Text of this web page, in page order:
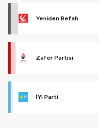
Yeniden Refah
Zafer Partisi
İYİ Parti